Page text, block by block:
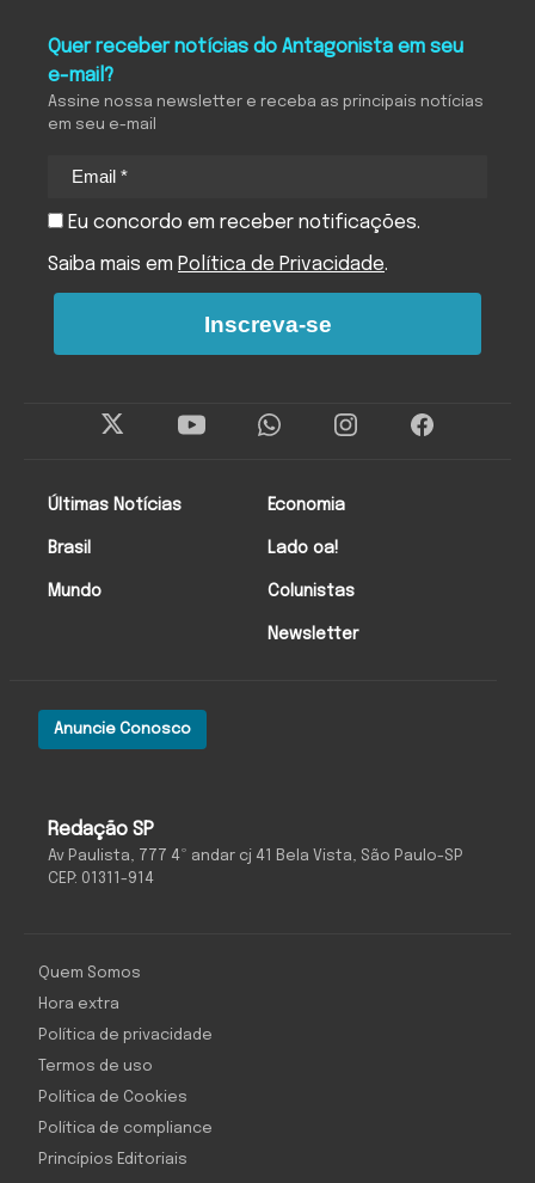
Redação SP
Av Paulista, 777 4º andar cj 41 Bela Vista, São Paulo-SP
CEP: 01311-914
Anuncie Conosco
Últimas Notícias
Brasil
Mundo
Economia
Lado oa!
Colunistas
Newsletter
Quer receber notícias do Antagonista em seu
e-mail?
Assine nossa newsletter e receba as principais notícias
em seu e-mail
Eu concordo em receber notificações.
Saiba mais em Política de Privacidade.
Inscreva-se
Quem Somos
Hora extra
Política de privacidade
Termos de uso
Política de Cookies
Política de compliance
Princípios Editoriais